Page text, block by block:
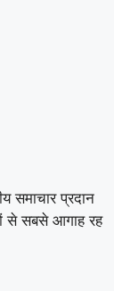
समाचार प्रदान
से सबसे आगाह रह